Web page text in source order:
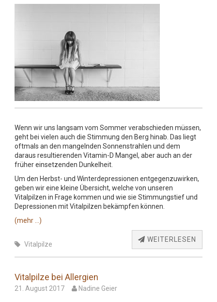
Wenn wir uns langsam vom Sommer verabschieden müssen,
geht bei vielen auch die Stimmung den Berg hinab. Das liegt
oftmals an den mangelnden Sonnenstrahlen und dem
daraus resultierenden Vitamin-D Mangel, aber auch an der
früher einsetzenden Dunkelheit.
Um den Herbst- und Winterdepressionen entgegenzuwirken,
geben wir eine kleine Übersicht, welche von unseren
Vitalpilzen in Frage kommen und wie sie Stimmungstief und
Depressionen mit Vitalpilzen bekämpfen können.
(mehr …)
WEITERLESEN
Vitalpilze
Vitalpilze bei Allergien
21. August 2017 Nadine Geier